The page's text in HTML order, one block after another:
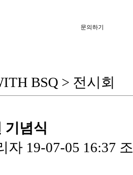
문의하기
BSQ > 전시회
기념식
자 19-07-05 16:37